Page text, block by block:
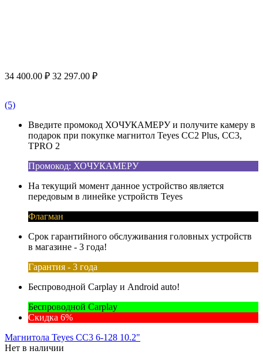
34 400.00 ₽ 32 297.00 ₽
(5)
Введите промокод ХОЧУКАМЕРУ и получите камеру в
подарок при покупке магнитол Teyes CC2 Plus, CC3,
TPRO 2
Промокод: ХОЧУКАМЕРУ
На текущий момент данное устройство является
передовым в линейке устройств Teyes
Флагман
Срок гарантийного обслуживания головных устройств
в магазине - 3 года!
Гарантия - 3 года
Беспроводной Carplay и Android auto!
Беспроводной Carplay
Скидка 6%
Магнитола Teyes CC3 6-128 10.2"
Нет в наличии